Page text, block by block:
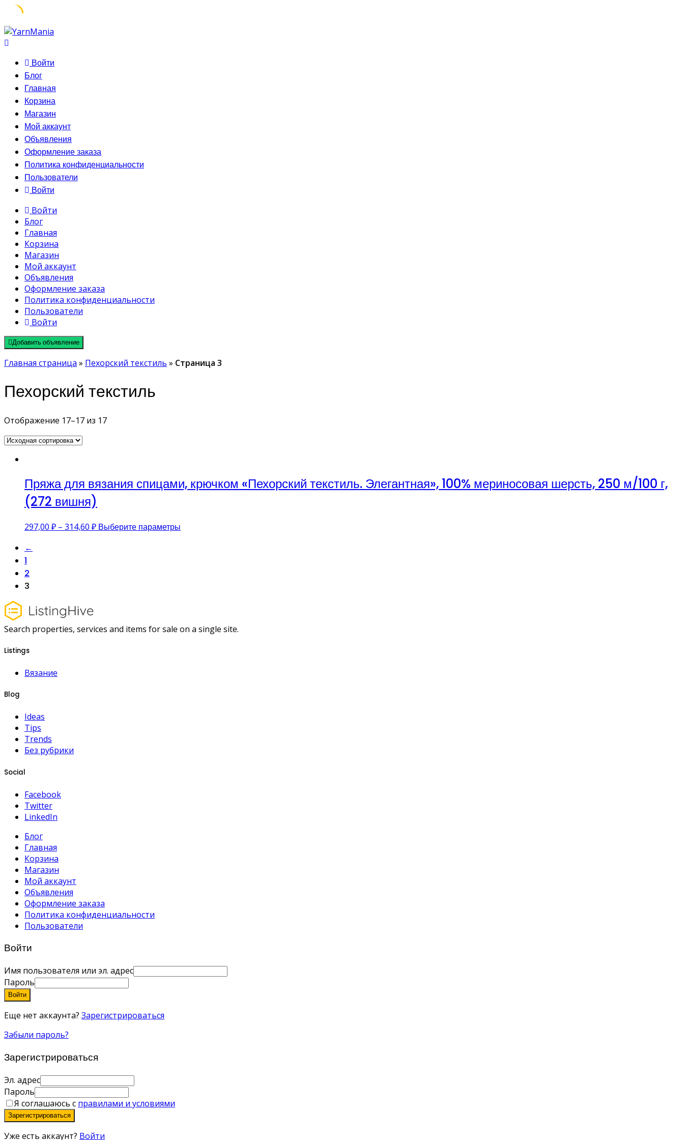
Skip
to
Войти
Блог
Главная
Корзина
Магазин
Мой аккаунт
Объявления
Оформление заказа
Политика конфиденциальности
Пользователи
Войти
Войти
Блог
Главная
Корзина
Магазин
Мой аккаунт
Объявления
Оформление заказа
Политика конфиденциальности
Пользователи
Войти
Добавить объявление
Главная страница » Пехорский текстиль » Страница 3
Пехорский текстиль
Отображение 17–17 из 17
Пряжа для вязания спицами, крючком «Пехорский текстиль. Элегантная», 100% мериносовая шерсть, 250 м/100 г,
(272 вишня)
297,00 ₽ – 314,60 ₽ Выберите параметры
странице
товара.
←
1
2
3
Search properties, services and items for sale on a single site.
Listings
Вязание
Blog
Ideas
Tips
Trends
Без рубрики
Social
Facebook
Twitter
LinkedIn
Блог
Главная
Корзина
Магазин
Мой аккаунт
Объявления
Оформление заказа
Политика конфиденциальности
Пользователи
Войти
Имя пользователя или эл. адрес
Пароль
Войти
Еще нет аккаунта? Зарегистрироваться
Забыли пароль?
Зарегистрироваться
Эл. адрес
Пароль
Я соглашаюсь с правилами и условиями
Зарегистрироваться
Уже есть аккаунт? Войти